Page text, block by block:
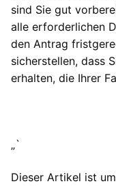
sind Sie gut
alle erforderlichen
den Antrag
sicherstellen, dass
erhalten, die Ihrer
„`
Dieser Artikel ist